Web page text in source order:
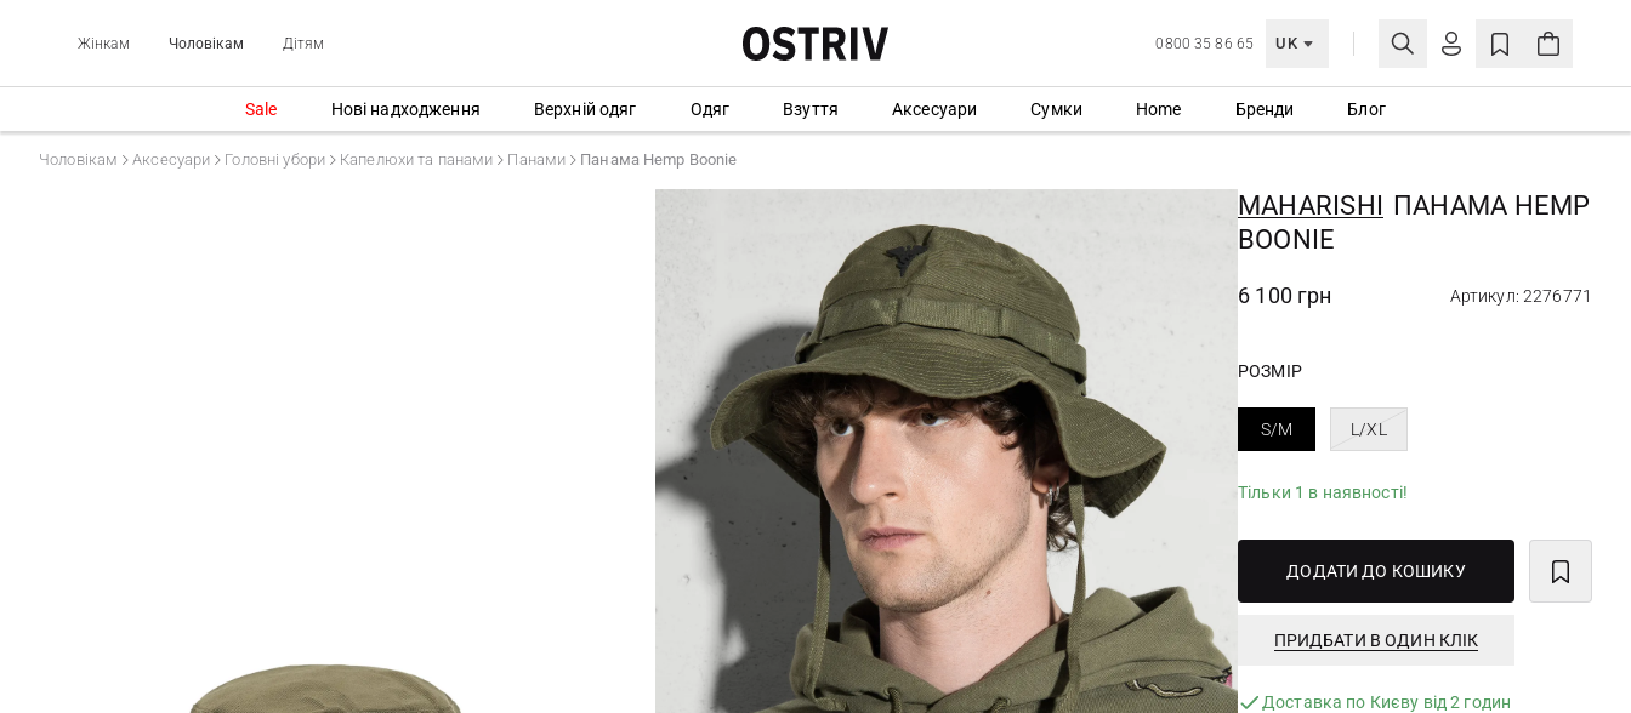
Жінкам Чоловікам Дітям 0800 35 86 65 UK
МОЯ ОБЛІКІВКА
Sale Нові надходження Верхній одяг Одяг Взуття Аксесуари Сумки Home Бренди Блог
Чоловікам Аксесуари Головні убори Капелюхи та панами Панами Панама Hemp Boonie
MAHARISHI ПАНАМА HEMP
BOONIE
6 100 грн Артикул: 2276771
РОЗМІР
S/M L/XL
Тільки 1 в наявності!
ДОДАТИ ДО КОШИКУ
ПРИДБАТИ В ОДИН КЛІК
Доставка по Києву від 2 годин